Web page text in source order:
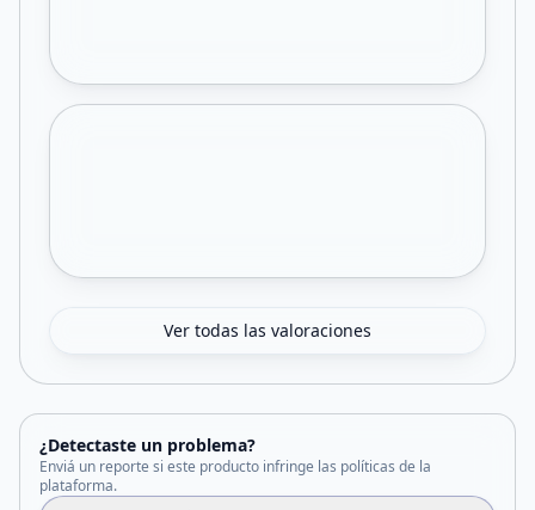
Ver todas las valoraciones
¿Detectaste un problema?
Enviá un reporte si este producto infringe las políticas de la
plataforma.